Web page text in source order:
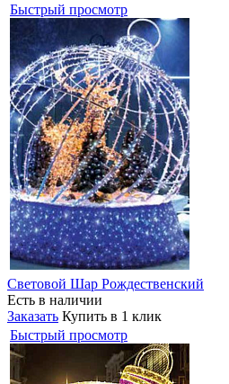
Быстрый просмотр
Световой Шар Рождественский
Есть в наличии
Заказать Купить в 1 клик
Быстрый просмотр